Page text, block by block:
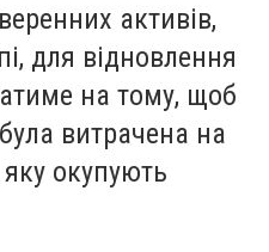
активів,
для відновлення
на тому, щоб
витрачена на
окупують